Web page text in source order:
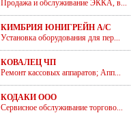
Продажа и обслуживание ЭККА, в...
КИМБРИЯ ЮНИГРЕЙН А/С
Установка оборудования для пер...
КОВАЛЕЦ ЧП
Ремонт кассовых аппаратов; Апп...
КОДАКИ ООО
Сервисное обслуживание торгово...